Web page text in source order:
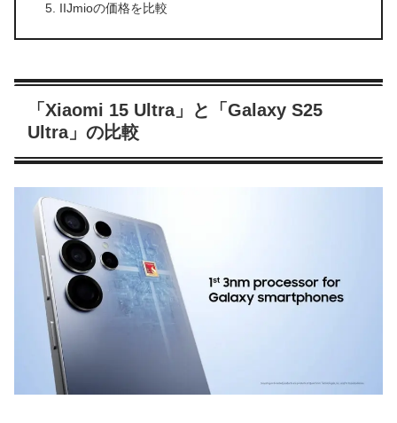
IIJmioの価格を比較
「Xiaomi 15 Ultra」と「Galaxy S25
Ultra」の比較